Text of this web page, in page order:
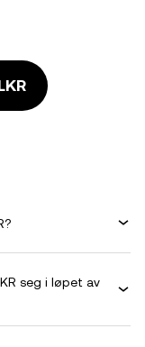
seg i løpet av